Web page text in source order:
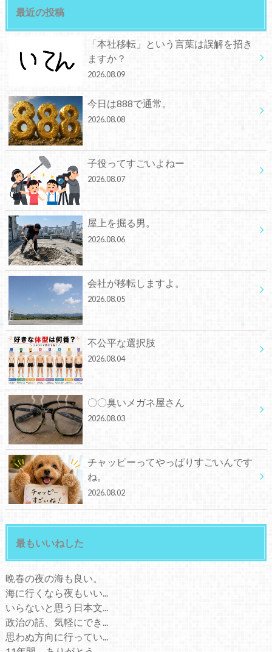
最近の投稿
「本社移転」という言葉は誤解を招き
ますか？
2026.08.09
今日は888で通常。
2026.08.08
子役ってすごいよねー
2026.08.07
屋上を掘る男。
2026.08.06
会社が移転しますよ。
2026.08.05
不公平な選択肢
2026.08.04
〇〇臭いメガネ屋さん
2026.08.03
チャッピーってやっぱりすごいんです
ね。
2026.08.02
最もいいねした
晩春の夜の海も良い。
海に行くなら夜もいい...
いらないと思う日本文...
政治の話、気軽にでき...
思わぬ方向に行ってい...